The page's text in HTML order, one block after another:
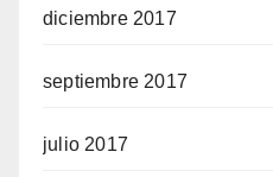
diciembre 2017
septiembre 2017
julio 2017